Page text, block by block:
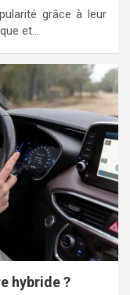
grâce à leur
et…
hybride ?